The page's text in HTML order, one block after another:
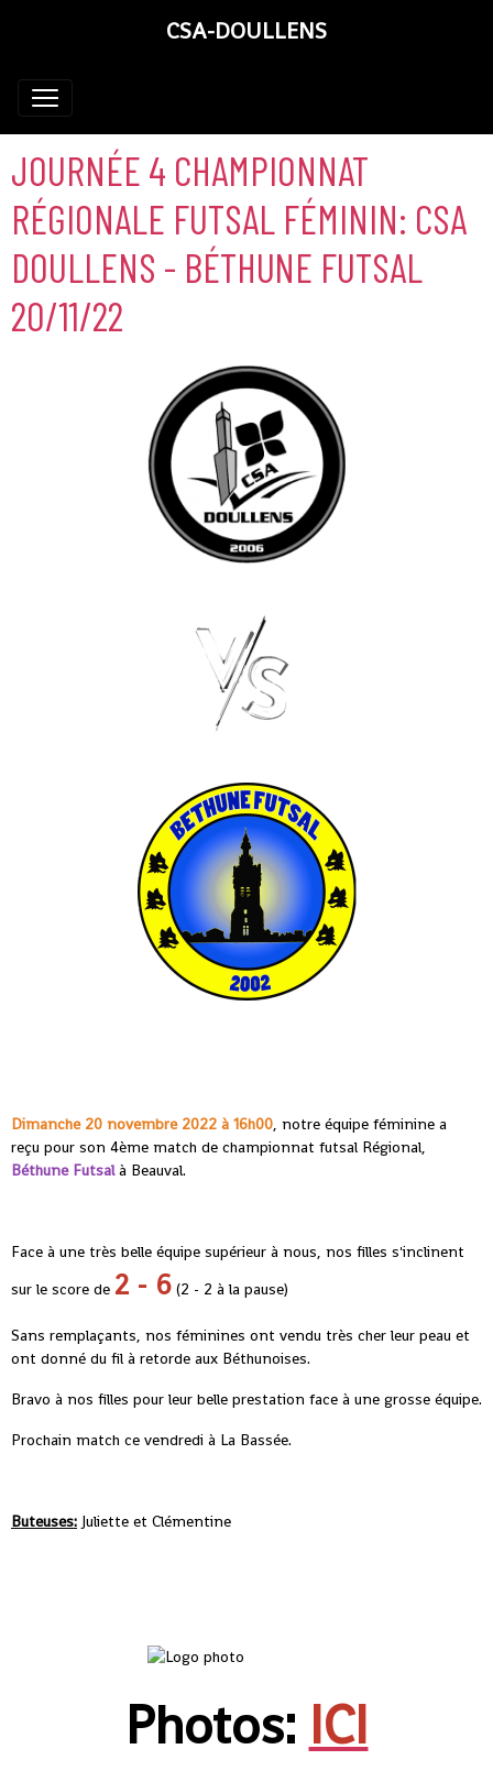
CSA-DOULLENS
JOURNÉE 4 CHAMPIONNAT
RÉGIONALE FUTSAL FÉMININ: CSA
DOULLENS - BÉTHUNE FUTSAL
20/11/22
Dimanche 20 novembre 2022 à 16h00, notre équipe féminine a
reçu pour son 4ème match de championnat futsal Régional,
Béthune Futsalà Beauval.
Face à une très belle équipe supérieur à nous, nos filles s'inclinent
sur le score de 2 - 6 (2 - 2 à la pause)
Sans remplaçants, nos féminines ont vendu très cher leur peau et
ont donné du fil à retorde aux Béthunoises.
Bravo à nos filles pour leur belle prestation face à une grosse équipe.
Prochain match ce vendredi à La Bassée.
Buteuses: Juliette et Clémentine
Photos: ICI